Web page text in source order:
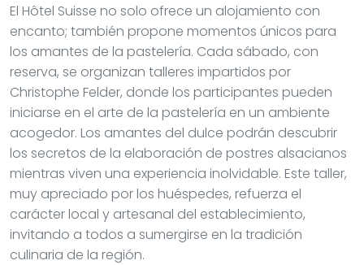
El Hôtel Suisse no solo ofrece un alojamiento con
encanto; también propone momentos únicos para
los amantes de la pastelería. Cada sábado, con
reserva, se organizan talleres impartidos por
Christophe Felder, donde los participantes pueden
iniciarse en el arte de la pastelería en un ambiente
acogedor. Los amantes del dulce podrán descubrir
los secretos de la elaboración de postres alsacianos
mientras viven una experiencia inolvidable. Este taller,
muy apreciado por los huéspedes, refuerza el
carácter local y artesanal del establecimiento,
invitando a todos a sumergirse en la tradición
culinaria de la región.